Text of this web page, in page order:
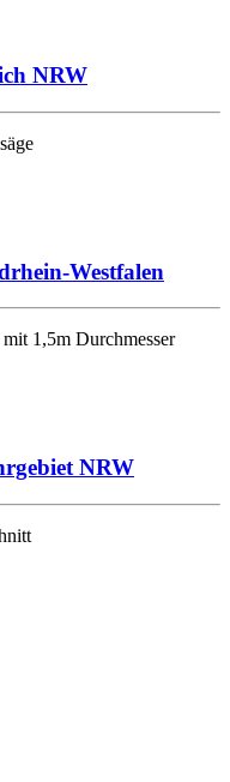
NRW
Westfalen
1,5m Durchmesser
NRW